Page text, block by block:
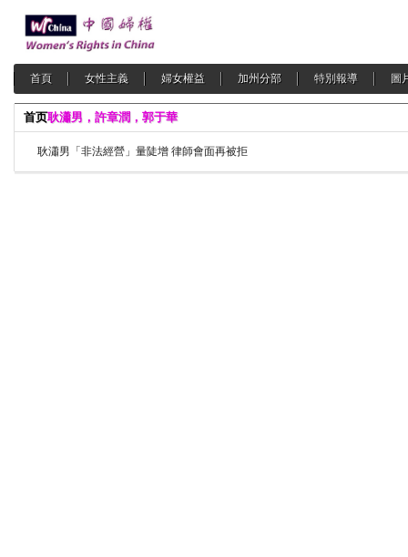
首頁 女性主義 婦女權益 加州分部 特別報導 圖
首页耿瀟男，許章潤，郭于華
耿瀟男「非法經營」量陡增 律師會面再被拒